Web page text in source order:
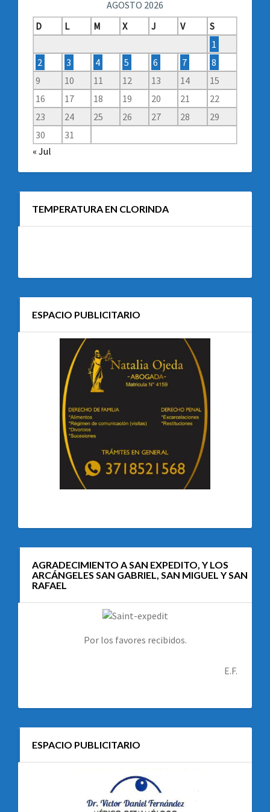
AGOSTO 2026
D
L M X J V
S
1
2
3 4 5 6 7
8
9
10 11 12 13 14
15
16
17 18 19 20 21
22
23
24 25 26 27 28
29
30
31
« Jul
TEMPERATURA EN CLORINDA
ESPACIO PUBLICITARIO
AGRADECIMIENTO A SAN EXPEDITO, Y LOS
ARCÁNGELES SAN GABRIEL, SAN MIGUEL Y SAN
RAFAEL
Por los favores recibidos.
E.F.
ESPACIO PUBLICITARIO